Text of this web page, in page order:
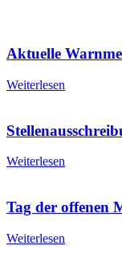
Aktuelle
Weiterlesen
Weiterlesen
Tag der offenen
Weiterlesen